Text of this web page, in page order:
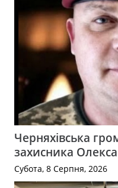
Черняхівська
захисника
Субота, 8 Серпня, 2026